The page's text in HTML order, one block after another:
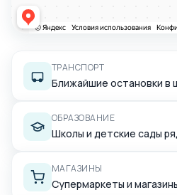
ТРАНСПОРТ
Ближайшие остановки в
ОБРАЗОВАНИЕ
Школы и детские сады
МАГАЗИНЫ
Супермаркеты и